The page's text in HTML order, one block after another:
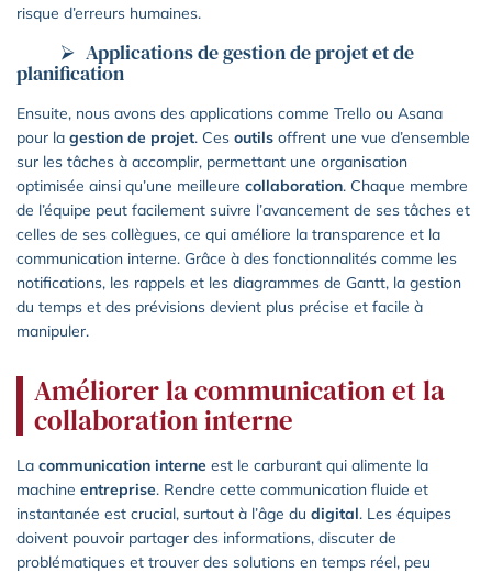
risque d’erreurs humaines.
Applications de gestion de projet et de
planification
Ensuite, nous avons des applications comme Trello ou Asana
pour la gestion de projet. Ces outils offrent une vue d’ensemble
sur les tâches à accomplir, permettant une organisation
optimisée ainsi qu’une meilleure collaboration. Chaque membre
de l’équipe peut facilement suivre l’avancement de ses tâches et
celles de ses collègues, ce qui améliore la transparence et la
communication interne. Grâce à des fonctionnalités comme les
notifications, les rappels et les diagrammes de Gantt, la gestion
du temps et des prévisions devient plus précise et facile à
manipuler.
Améliorer la communication et la
collaboration interne
La communication interne est le carburant qui alimente la
machine entreprise. Rendre cette communication fluide et
instantanée est crucial, surtout à l’âge du digital. Les équipes
doivent pouvoir partager des informations, discuter de
problématiques et trouver des solutions en temps réel, peu